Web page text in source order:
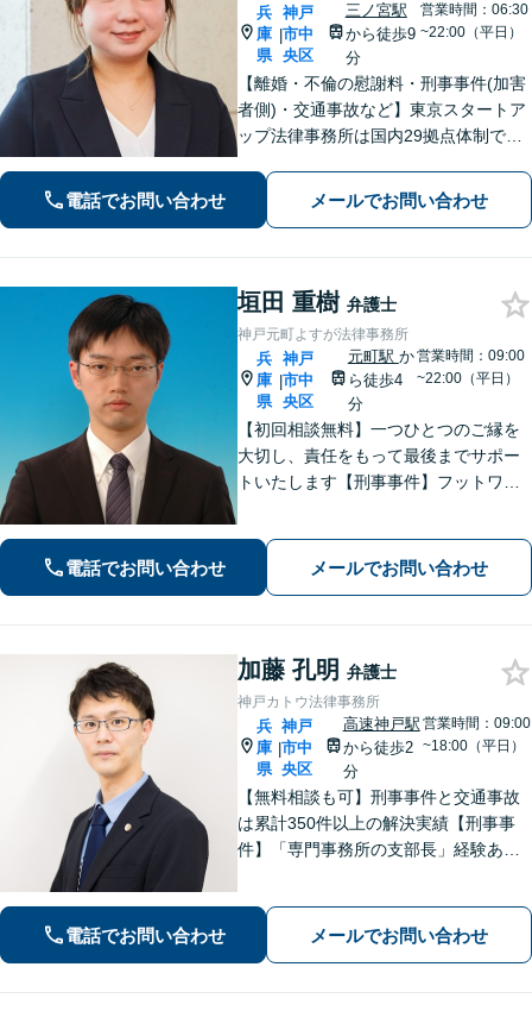
兵
庫
県
|
神戸
市中
央区
三ノ宮駅
から徒歩9
分
営業時間：06:30
~22:00（平日）
【離婚・不倫の慰謝料・刑事事件(加害
者側)・交通事故など】東京スタートア
ップ法律事務所は国内29拠点体制で全
対応(法律相談は完全予約制)】各分野で
専門性の高い弁護士が寄り添い解決を
電話でお問い合わせ メールでお問い合わせ
垣田 重樹 弁護士
神戸元町よすが法律事務所
兵
庫
県
|
神戸
市中
央区
元町駅 か
ら徒歩4
分
営業時間：09:00
~22:00（平日）
【初回相談無料】一つひとつのご縁を
大切し、責任をもって最後までサポー
トいたします【刑事事件】フットワー
題】経済面やお子さまの将来を見据
え、納得できる解決策を提案【元町駅4
電話でお問い合わせ メールでお問い合わせ
加藤 孔明 弁護士
神戸カトウ法律事務所
兵
庫
県
|
神戸
市中
央区
高速神戸駅
から徒歩2
分
営業時間：09:00
~18:00（平日）
【無料相談も可】刑事事件と交通事故
は累計350件以上の解決実績【刑事事
件】「専門事務所の支部長」経験あ
額した事例、示談金が5倍以上に増額し
た事例など多数【神戸駅3分】
電話でお問い合わせ メールでお問い合わせ